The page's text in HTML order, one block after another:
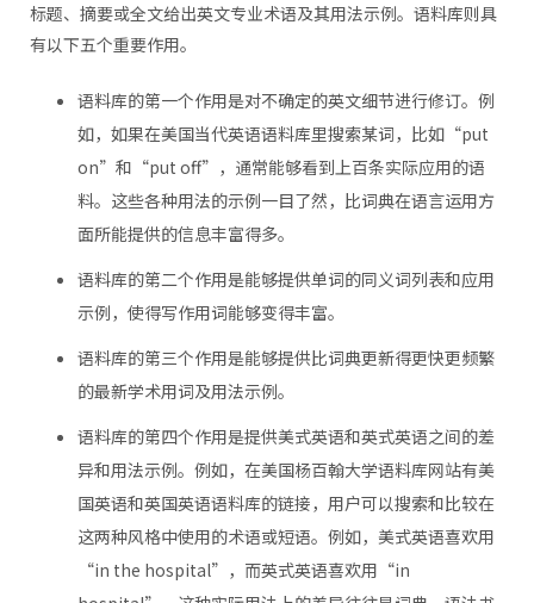
标题、摘要或全文给出英文专业术语及其用法示例。语料库则具
有以下五个重要作用。
语料库的第一个作用是对不确定的英文细节进行修订。例
如，如果在美国当代英语语料库里搜索某词，比如“put
on”和“put off”，通常能够看到上百条实际应用的语
料。这些各种用法的示例一目了然，比词典在语言运用方
面所能提供的信息丰富得多。
语料库的第二个作用是能够提供单词的同义词列表和应用
示例，使得写作用词能够变得丰富。
语料库的第三个作用是能够提供比词典更新得更快更频繁
的最新学术用词及用法示例。
语料库的第四个作用是提供美式英语和英式英语之间的差
异和用法示例。例如，在美国杨百翰大学语料库网站有美
国英语和英国英语语料库的链接，用户可以搜索和比较在
这两种风格中使用的术语或短语。例如，美式英语喜欢用
“in the hospital”，而英式英语喜欢用“in